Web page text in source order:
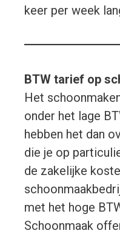
keer per week
BTW tarief op
Het
onder het lage
hebben het dan
die je op
de zakelijke
met het hoge
Schoonmaak